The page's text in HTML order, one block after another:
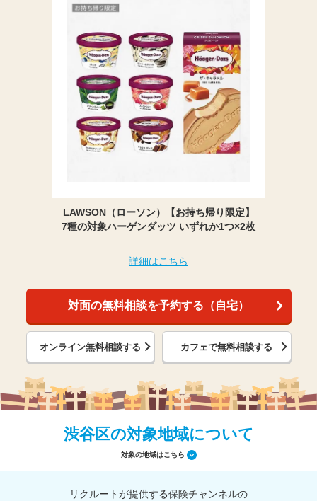
LAWSON（ローソン）【お持ち帰り限定】
7種の対象ハーゲンダッツ いずれか1つ×2枚
詳細はこちら
対面の無料相談を予約する（自宅）
オンライン無料相談する カフェで無料相談する
渋谷区の対象地域について
対象の地域はこちら
リクルートが提供する保険チャンネルの